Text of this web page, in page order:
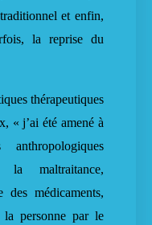
et enfin,
la reprise du
thérapeutiques
« j’ai été amené à
la maltraitance,
des médicaments,
personne par le